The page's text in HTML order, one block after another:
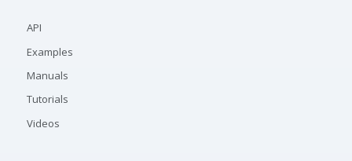
API
Examples
Manuals
Tutorials
Videos